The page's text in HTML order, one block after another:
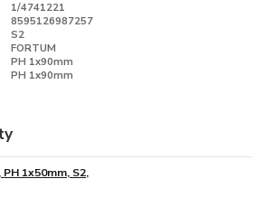
1/4741221
8595126987257
S2
FORTUM
PH 1x90mm
PH 1x90mm
1x50mm, S2,